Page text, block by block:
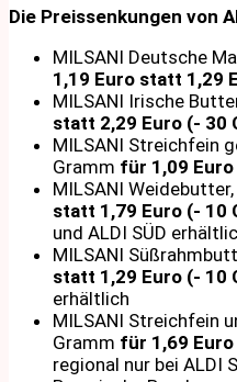
Die Preissenkungen von
MILSANI Deutsche
1,19 Euro statt 1,29
MILSANI Irische
statt 2,29 Euro (- 30
MILSANI Streichfein
Gramm für 1,09
MILSANI
statt 1,79 Euro (- 10
und ALDI SÜD
MILSANI
statt 1,29 Euro (- 10
erhältlich
MILSANI Streichfein
Gramm für 1,69
regional nur bei ALDI